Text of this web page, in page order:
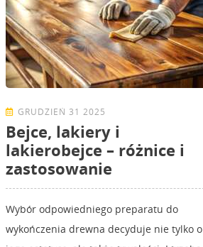
GRUDZIEŃ 31 2025
Bejce, lakiery i
lakierobejce – różnice i
zastosowanie
Wybór odpowiedniego preparatu do
wykończenia drewna decyduje nie tylko o